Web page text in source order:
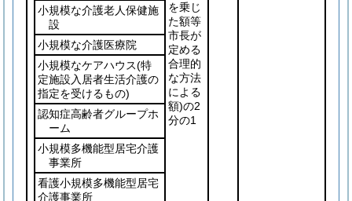
を乗じ
た額等
市長が
定める
合理的
な方法
による
額)の2
分の1
小規模な介護老人保健施
設
小規模な介護医療院
小規模なケアハウス(特
定施設入居者生活介護の
指定を受けるもの)
認知症高齢者グループホ
ーム
小規模多機能型居宅介護
事業所
看護小規模多機能型居宅
介護事業所